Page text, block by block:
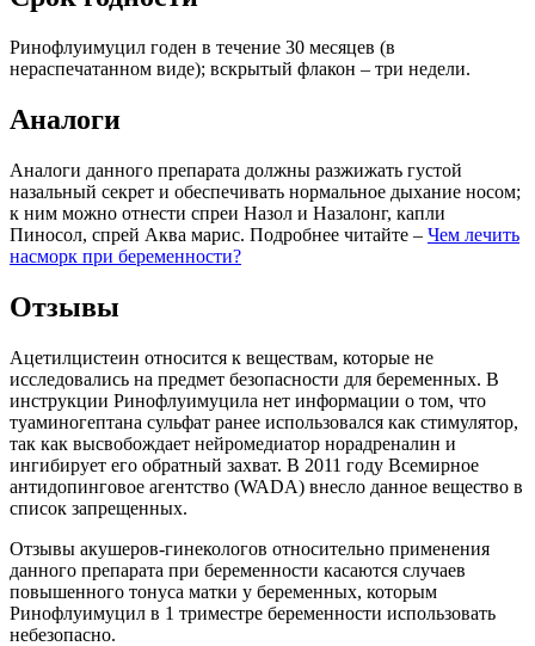
Ринофлуимуцил годен в течение 30 месяцев (в
нераспечатанном виде); вскрытый флакон – три недели.
Аналоги
Аналоги данного препарата должны разжижать густой
назальный секрет и обеспечивать нормальное дыхание носом;
к ним можно отнести спреи Назол и Назалонг, капли
Пиносол, спрей Аква марис. Подробнее читайте – Чем лечить
насморк при беременности?
Отзывы
Ацетилцистеин относится к веществам, которые не
исследовались на предмет безопасности для беременных. В
инструкции Ринофлуимуцила нет информации о том, что
туаминогептана сульфат ранее использовался как стимулятор,
так как высвобождает нейромедиатор норадреналин и
ингибирует его обратный захват. В 2011 году Всемирное
антидопинговое агентство (WADA) внесло данное вещество в
список запрещенных.
Отзывы акушеров-гинекологов относительно применения
данного препарата при беременности касаются случаев
повышенного тонуса матки у беременных, которым
Ринофлуимуцил в 1 триместре беременности использовать
небезопасно.